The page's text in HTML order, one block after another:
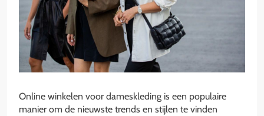
Online winkelen voor dameskleding is een populaire
manier om de nieuwste trends en stijlen te vinden